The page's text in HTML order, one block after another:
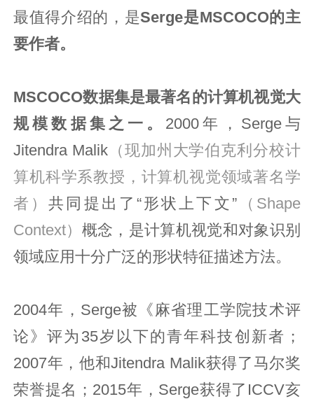
最值得介绍的，是Serge是MSCOCO的主
要作者。
MSCOCO数据集是最著名的计算机视觉大
规模数据集之一。 2000年，Serge与
Jitendra Malik （现加州大学伯克利分校计
算机科学系教授，计算机视觉领域著名学
者）共同提出了“形状上下文”（Shape
Context） 概念，是计算机视觉和对象识别
领域应用十分广泛的形状特征描述方法。
2004年，Serge被《麻省理工学院技术评
论》评为35岁以下的青年科技创新者；
2007年，他和Jitendra Malik获得了马尔奖
荣誉提名；2015年，Serge获得了ICCV亥